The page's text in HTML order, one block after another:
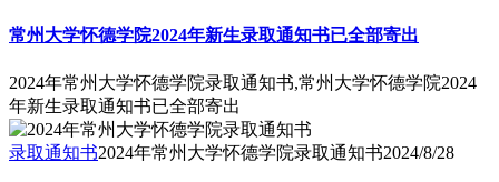
常州大学怀德学院2024年新生录取通知书已全部寄出
2024年常州大学怀德学院录取通知书,常州大学怀德学院2024
年新生录取通知书已全部寄出
录取通知书2024年常州大学怀德学院录取通知书2024/8/28